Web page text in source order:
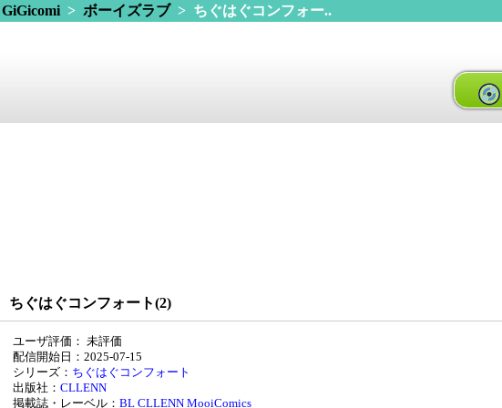
GiGicomi> ボーイズラブ> ちぐはぐコンフォー..
ちぐはぐコンフォート(2)
ユーザ評価： 未評価
配信開始日：2025-07-15
シリーズ： ちぐはぐコンフォート
出版社：CLLENN
掲載誌・レーベル：BL CLLENN MooiComics